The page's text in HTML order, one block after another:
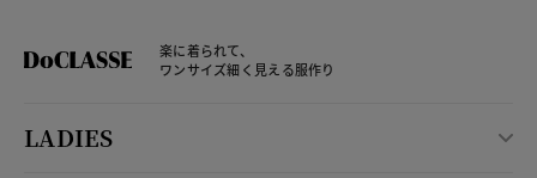
楽に着られて、
ワンサイズ細く見える服作り
LADIES